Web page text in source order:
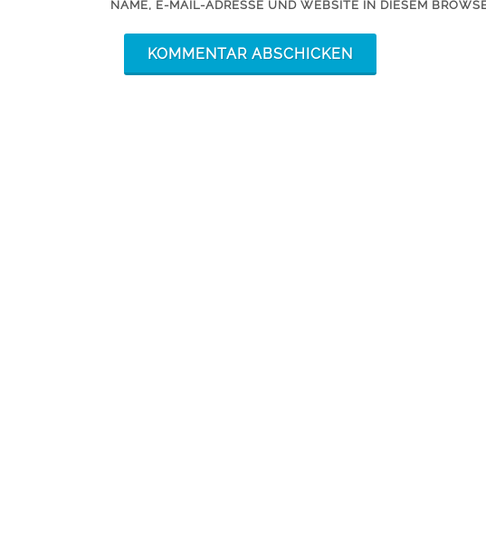
NAME, E-MAIL-ADRESSE UND WEBSITE IN DIESEM